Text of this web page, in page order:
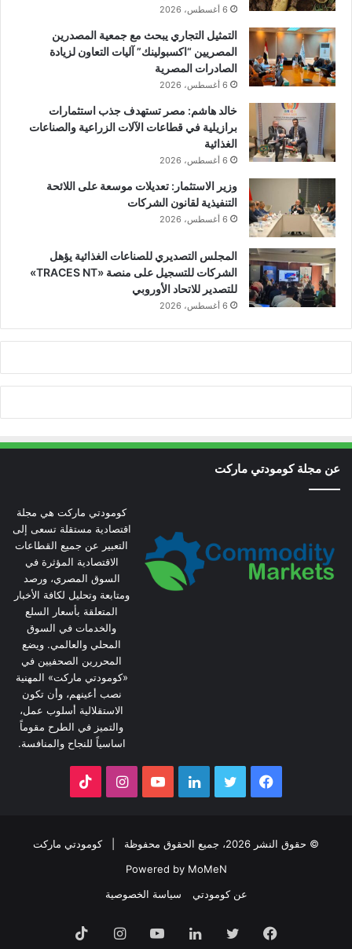
6 أغسطس، 2026
التمثيل التجاري يبحث مع جمعية المصدرين
المصريين “اكسبولينك” آليات التعاون لزيادة
الصادرات المصرية
6 أغسطس، 2026
خالد هاشم: مصر تستهدف جذب استثمارات
برازيلية في قطاعات الآلات الزراعية والصناعات
الغذائية
6 أغسطس، 2026
وزير الاستثمار: تعديلات موسعة على اللائحة
التنفيذية لقانون الشركات
6 أغسطس، 2026
المجلس التصديري للصناعات الغذائية يؤهل
الشركات للتسجيل على منصة «TRACES NT»
للتصدير للاتحاد الأوروبي
6 أغسطس، 2026
عن مجلة كومودتي ماركت
كومودتي ماركت هي مجلة
اقتصادية مستقلة تسعى إلى
التعبير عن جميع القطاعات
الاقتصادية المؤثرة في
السوق المصري، ورصد
ومتابعة وتحليل لكافة الأخبار
المتعلقة بأسعار السلع
والخدمات في السوق
المحلي والعالمي. ويضع
المحررين الصحفيين في
«كومودتي ماركت» المهنية
نصب أعينهم، وأن تكون
الاستقلالية أسلوب عمل،
والتميز في الطرح مقوماً
اساسياً للنجاح والمنافسة.
فيسبوك تويتر لينكدإنيوتيوبانستقرام
© حقوق النشر 2026، جميع الحقوق محفوظة |
كومودتي ماركت
Powered by MoMeN
عن كومودتي
سياسة الخصوصية
فيسبوك تويتر لينكدإنيوتيوبانستقرام